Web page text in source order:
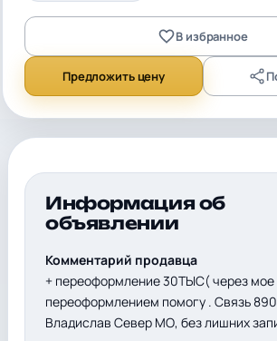
В избранное
Предложить цену
Информация об
объявлении
Комментарий продавца
+ переоформление 30ТЫС( через мое
переоформлением помогу . Связь
Владислав Север МО, без лишних